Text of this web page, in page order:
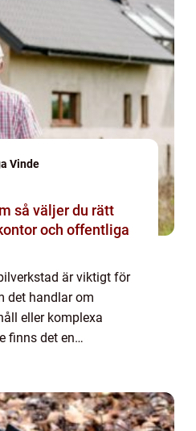
Vinde
och offentliga
är viktigt för
det handlar om
eller komplexa
finns det en